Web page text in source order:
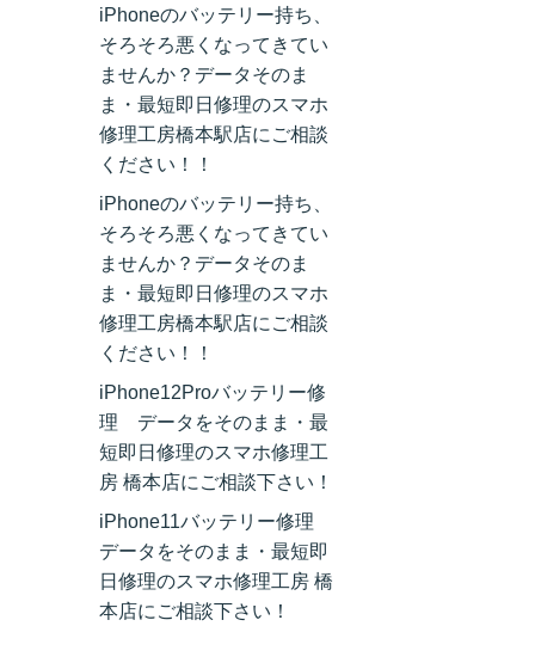
iPhoneのバッテリー持ち、
そろそろ悪くなってきてい
ませんか？データそのま
ま・最短即日修理のスマホ
修理工房橋本駅店にご相談
ください！！
iPhoneのバッテリー持ち、
そろそろ悪くなってきてい
ませんか？データそのま
ま・最短即日修理のスマホ
修理工房橋本駅店にご相談
ください！！
iPhone12Proバッテリー修
理 データをそのまま・最
短即日修理のスマホ修理工
房 橋本店にご相談下さい！
iPhone11バッテリー修理
データをそのまま・最短即
日修理のスマホ修理工房 橋
本店にご相談下さい！